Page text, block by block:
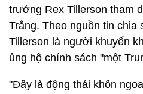
trưởng Rex Tillerson tham
Trắng. Theo nguồn tin chia
Tillerson là người khuyến
ủng hộ chính sách "một
"Đây là động thái khôn